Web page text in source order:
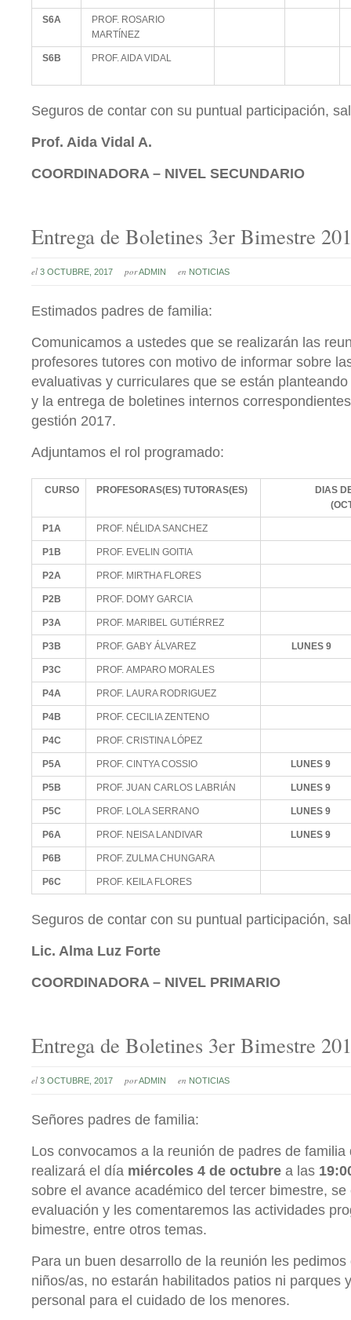
S6A
PROF. ROSARIO
MARTÍNEZ
S6B PROF. AIDA VIDAL
Seguros de contar con su puntual participación,
Prof. Aida Vidal A.
COORDINADORA – NIVEL SECUNDARIO
Entrega de Boletines 3er Bimestre
el 3 OCTUBRE, 2017 porADMIN en NOTICIAS
Estimados padres de familia:
Comunicamos a ustedes que se realizarán las
profesores tutores con motivo de informar sobre
evaluativas y curriculares que se están
y la entrega de boletines internos
gestión 2017.
Adjuntamos el rol programado:
CURSO PROFESORAS(ES) TUTORAS(ES)
DIAS
P1A PROF. NÉLIDA SANCHEZ
P1B PROF. EVELIN GOITIA
P2A PROF. MIRTHA FLORES
P2B PROF. DOMY GARCIA
P3A PROF. MARIBEL GUTIÉRREZ
P3B PROF. GABY ÁLVAREZ LUNES 9
P3C PROF. AMPARO MORALES
P4A PROF. LAURA RODRIGUEZ
P4B PROF. CECILIA ZENTENO
P4C PROF. CRISTINA LÓPEZ
P5A PROF. CINTYA COSSIO LUNES 9
P5B PROF. JUAN CARLOS LABRIÁN LUNES 9
P5C PROF. LOLA SERRANO LUNES 9
P6A PROF. NEISA LANDIVAR LUNES 9
P6B PROF. ZULMA CHUNGARA
P6C PROF. KEILA FLORES
Seguros de contar con su puntual participación,
Lic. Alma Luz Forte
COORDINADORA – NIVEL PRIMARIO
Entrega de Boletines 3er Bimestre
el 3 OCTUBRE, 2017 porADMIN en NOTICIAS
Señores padres de familia:
Los convocamos a la reunión de padres de
realizará el día miércoles 4 de octubre a las
sobre el avance académico del tercer bimestre,
evaluación y les comentaremos las actividades
bimestre, entre otros temas.
Para un buen desarrollo de la reunión les
niños/as, no estarán habilitados patios ni parques
personal para el cuidado de los menores.